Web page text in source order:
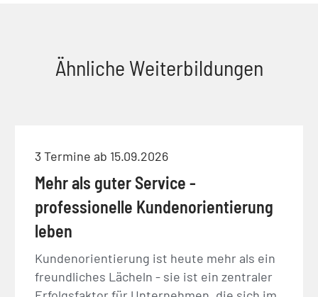
Ähnliche Weiterbildungen
3 Termine ab 15.09.2026
Mehr als guter Service -
professionelle Kundenorientierung
leben
Kundenorientierung ist heute mehr als ein
freundliches Lächeln - sie ist ein zentraler